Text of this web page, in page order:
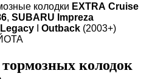
колодки EXTRA Cruise
, SUBARU Impreza
Legacy Outback (2003+)
ормозных колодок